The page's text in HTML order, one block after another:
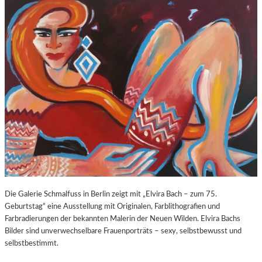
A
R
T
S
2
0
.
G
E
B
U
R
S
T
A
G
X
P
O
S
U
E
“
I
N
D
E
R
O
R
N
F
Die Galerie Schmalfuss in Berlin zeigt mit „Elvira Bach – zum 75.
Geburtstag“ eine Ausstellung mit Originalen, Farblithografien und
Farbradierungen der bekannten Malerin der Neuen Wilden. Elvira Bachs
Bilder sind unverwechselbare Frauenporträts – sexy, selbstbewusst und
selbstbestimmt.